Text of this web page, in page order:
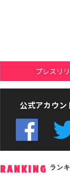
プレスリ
公式アカウン
RANKING ラン